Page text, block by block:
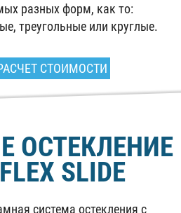
разных форм, как то:
треугольные или круглые.
СТОИМОСТИ
ОСТЕКЛЕНИЕ
SLIDE
система остекления с